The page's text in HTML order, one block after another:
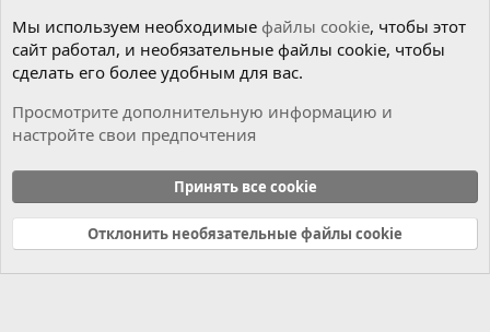
Cookies
Russian (RU)
Связь с нами
Условия и правила
Политика конфиденциальности
Справка Главная
R
Мы используем необходимые файлы cookie, чтобы этот
сайт работал, и необязательные файлы cookie, чтобы
сделать его более удобным для вас.
Просмотрите дополнительную информацию и
настройте свои предпочтения
Принять все cookie
Отклонить необязательные файлы cookie